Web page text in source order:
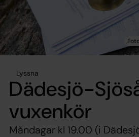
Lyssna
Dädesjö-
vuxenkör
Måndagar kl 19.00 (i